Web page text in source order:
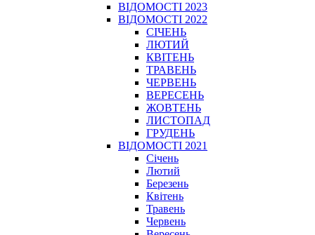
ВІДОМОСТІ 2023
ВІДОМОСТІ 2022
СІЧЕНЬ
ЛЮТИЙ
КВІТЕНЬ
ТРАВЕНЬ
ЧЕРВЕНЬ
ВЕРЕСЕНЬ
ЖОВТЕНЬ
ЛИСТОПАД
ГРУДЕНЬ
ВІДОМОСТІ 2021
Січень
Лютий
Березень
Квітень
Травень
Червень